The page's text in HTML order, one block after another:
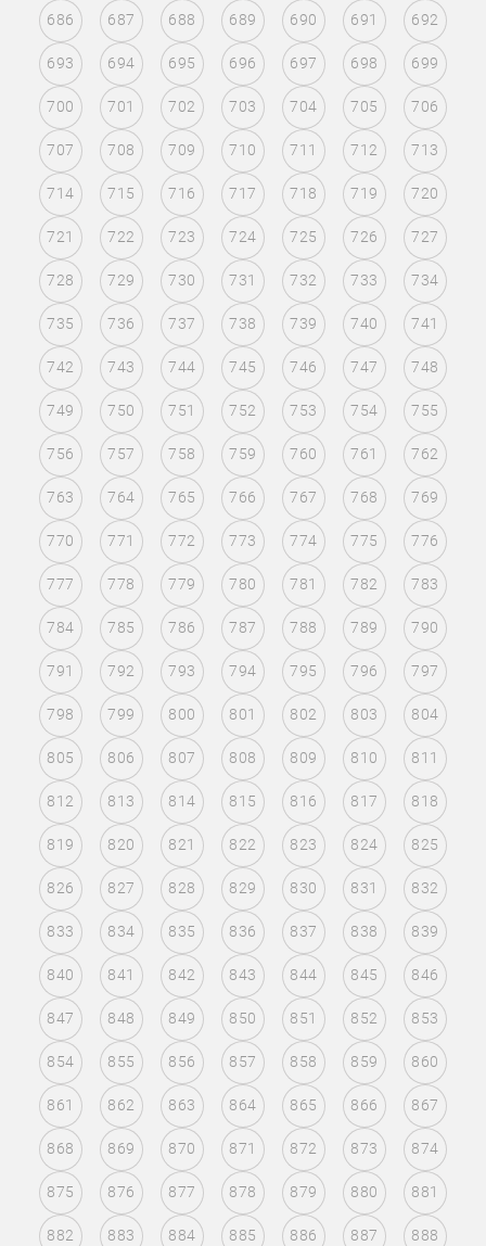
686 687 688 689 690 691 692
693 694 695 696 697 698 699
700 701 702 703 704 705 706
707 708 709 710 711 712 713
714 715 716 717 718 719 720
721 722 723 724 725 726 727
728 729 730 731 732 733 734
735 736 737 738 739 740 741
742 743 744 745 746 747 748
749 750 751 752 753 754 755
756 757 758 759 760 761 762
763 764 765 766 767 768 769
770 771 772 773 774 775 776
777 778 779 780 781 782 783
784 785 786 787 788 789 790
791 792 793 794 795 796 797
798 799 800 801 802 803 804
805 806 807 808 809 810 811
812 813 814 815 816 817 818
819 820 821 822 823 824 825
826 827 828 829 830 831 832
833 834 835 836 837 838 839
840 841 842 843 844 845 846
847 848 849 850 851 852 853
854 855 856 857 858 859 860
861 862 863 864 865 866 867
868 869 870 871 872 873 874
875 876 877 878 879 880 881
882 883 884 885 886 887 888